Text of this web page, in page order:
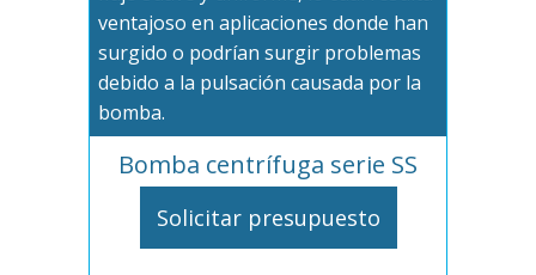
ventajoso en aplicaciones donde han
surgido o podrían surgir problemas
debido a la pulsación causada por la
bomba.
Bomba centrífuga serie SS
Solicitar presupuesto